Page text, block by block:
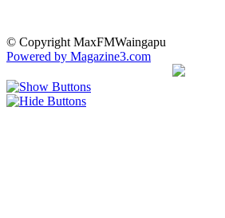
© Copyright MaxFMWaingapu
Powered by Magazine3.com